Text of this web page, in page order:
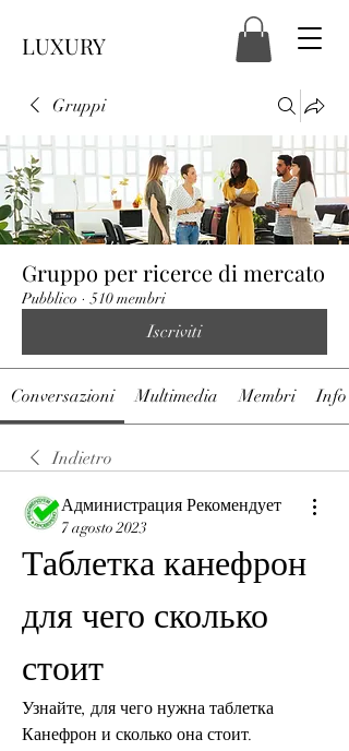
LUXURY
Gruppi
Gruppo per ricerce di mercato
Pubblico · 510 membri
Iscriviti
Conversazioni Multimedia Membri Info
Indietro
Администрация Рекомендует
7 agosto 2023
Таблетка канефрон
для чего сколько
стоит
Узнайте, для чего нужна таблетка
Канефрон и сколько она стоит.